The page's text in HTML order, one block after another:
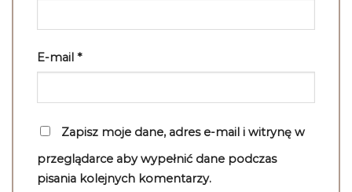
E-mail *
Zapisz moje dane, adres e-mail i witrynę w
przeglądarce aby wypełnić dane podczas
pisania kolejnych komentarzy.